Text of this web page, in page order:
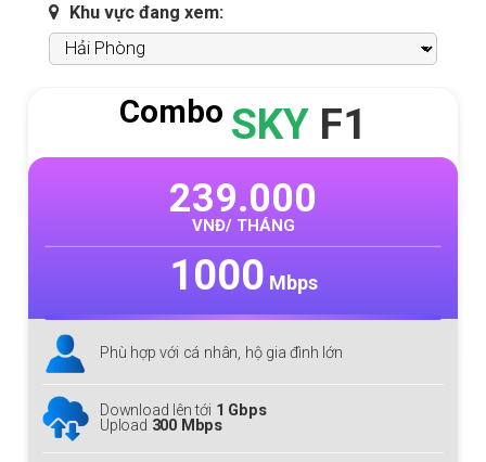
Khu vực đang xem:
ComboSKYF1
239.000
VNĐ/ THÁNG
1000Mbps
Phù hợp với cá nhân, hộ gia đình lớn
Download lên tới1 Gbps
Upload300 Mbps